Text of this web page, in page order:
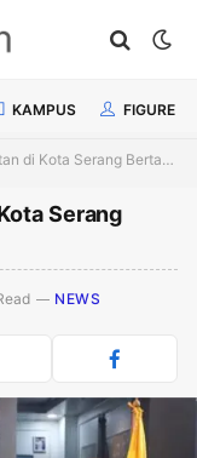
KAMPUS FIGURE
Serang Bertambah 20 Ribu Jiwa
Serang
NEWS